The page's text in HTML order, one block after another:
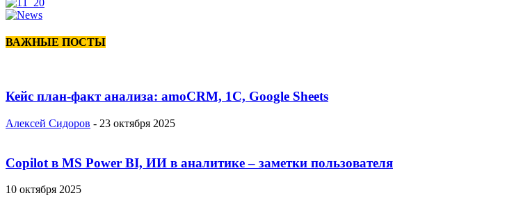
ВАЖНЫЕ ПОСТЫ
Кейс план-факт анализа: amoCRM, 1C, Google Sheets
Алексей Сидоров - 23 октября 2025
Copilot в MS Power BI, ИИ в аналитике – заметки пользователя
10 октября 2025